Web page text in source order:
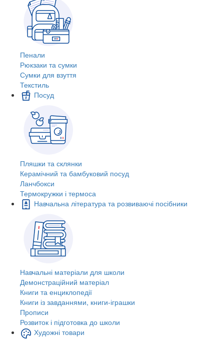
Пенали
Рюкзаки та сумки
Сумки для взуття
Текстиль
Посуд
Пляшки та склянки
Керамічний та бамбуковий посуд
Ланчбокси
Термокружки і термоса
Навчальна література та розвиваючі посібники
Навчальні матеріали для школи
Демонстраційний матеріал
Книги та енциклопедії
Книги із завданнями, книги-іграшки
Прописи
Розвиток і підготовка до школи
Художні товари